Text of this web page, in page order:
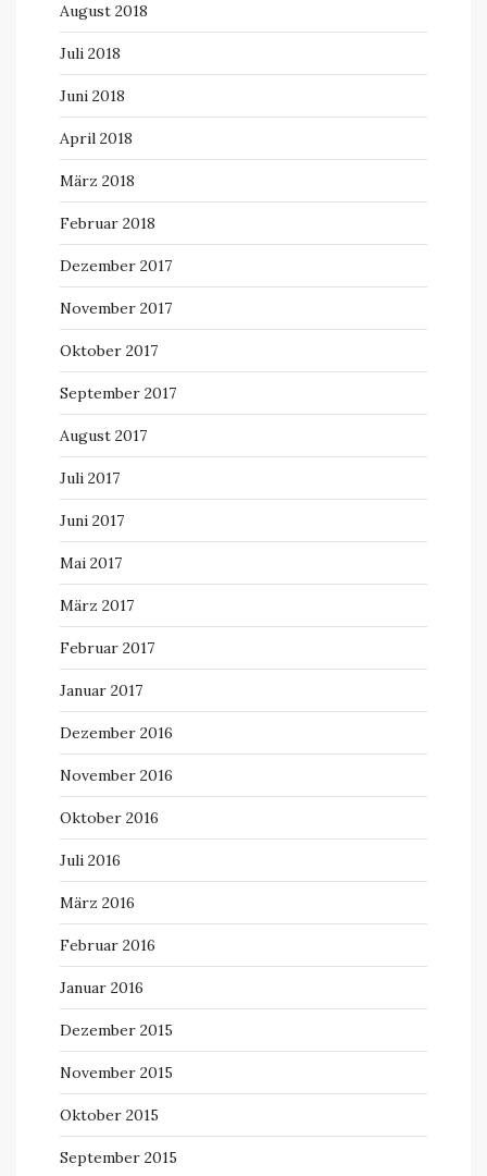
August 2018
Juli 2018
Juni 2018
April 2018
März 2018
Februar 2018
Dezember 2017
November 2017
Oktober 2017
September 2017
August 2017
Juli 2017
Juni 2017
Mai 2017
März 2017
Februar 2017
Januar 2017
Dezember 2016
November 2016
Oktober 2016
Juli 2016
März 2016
Februar 2016
Januar 2016
Dezember 2015
November 2015
Oktober 2015
September 2015